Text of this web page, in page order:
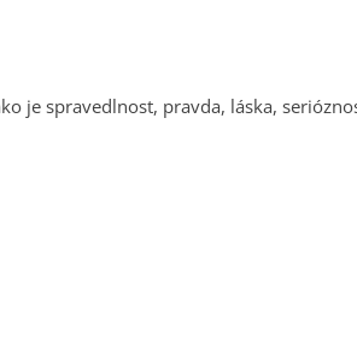
je spravedlnost, pravda, láska,